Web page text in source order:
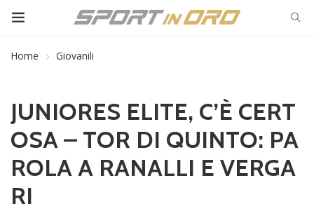
Home Giovanili
JUNIORES ELITE, C’È CERT
OSA – TOR DI QUINTO: PA
ROLA A RANALLI E VERGA
RI